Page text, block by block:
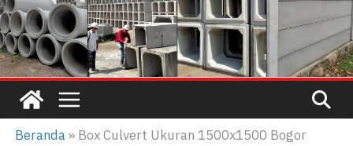
Beranda» Box Culvert Ukuran 1500x1500 Bogor